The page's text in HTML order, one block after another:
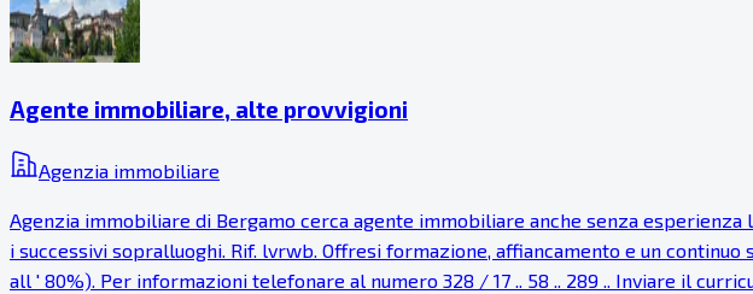
Agente immobiliare, alte provvigioni
Agenzia immobiliare
Agenzia immobiliare di Bergamo cerca agente immobiliare anche senza
i successivi sopralluoghi. Rif. lvrwb. Offresi formazione, affiancamento e un
all ' 80%). Per informazioni telefonare al numero 328 / 17 .. 58 .. 289 .. Inviare il